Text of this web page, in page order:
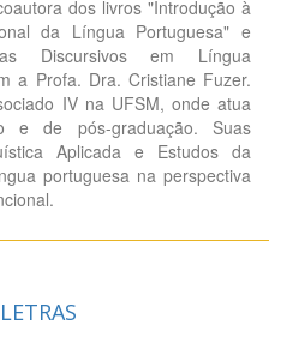
dos livros "Introdução à
da Língua Portuguesa" e
Discursivos em Língua
a Profa. Dra. Cristiane Fuzer.
IV na UFSM, onde atua
e de pós-graduação. Suas
Aplicada e Estudos da
portuguesa na perspectiva